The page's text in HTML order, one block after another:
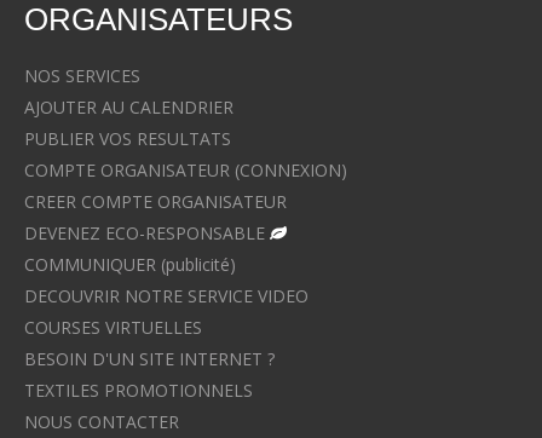
ORGANISATEURS
NOS SERVICES
AJOUTER AU CALENDRIER
PUBLIER VOS RESULTATS
COMPTE ORGANISATEUR (CONNEXION)
CREER COMPTE ORGANISATEUR
DEVENEZ ECO-RESPONSABLE
COMMUNIQUER (publicité)
DECOUVRIR NOTRE SERVICE VIDEO
COURSES VIRTUELLES
BESOIN D'UN SITE INTERNET ?
TEXTILES PROMOTIONNELS
NOUS CONTACTER